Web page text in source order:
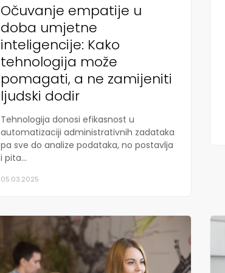
Očuvanje empatije u
doba umjetne
inteligencije: Kako
tehnologija može
pomagati, a ne zamijeniti
ljudski dodir
Tehnologija donosi efikasnost u
automatizaciji administrativnih zadataka
pa sve do analize podataka, no postavlja
i pita...
05.03.2025